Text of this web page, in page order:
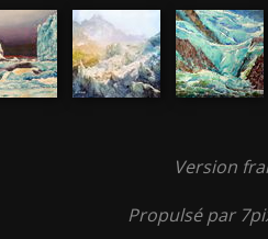
Version
Propulsé par